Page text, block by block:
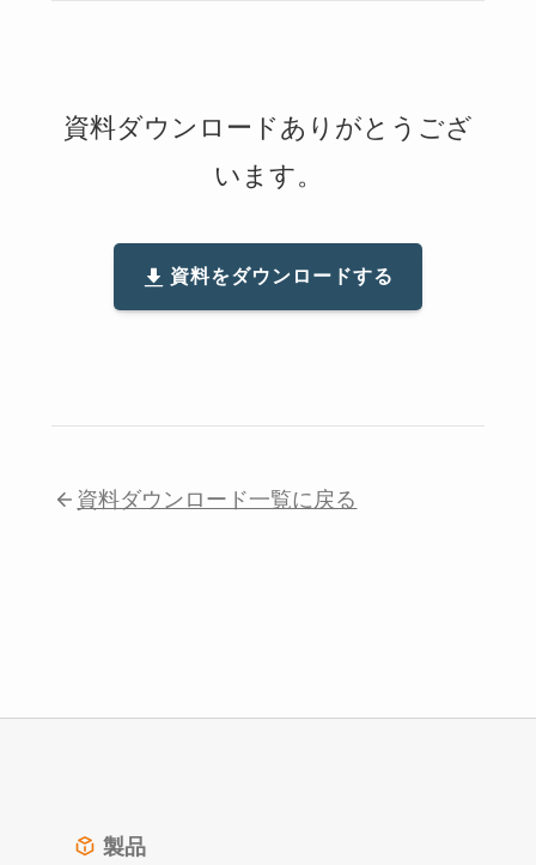
資料ダウンロードありがとうござ
います。
資料をダウンロードする
資料ダウンロード一覧に戻る
製品